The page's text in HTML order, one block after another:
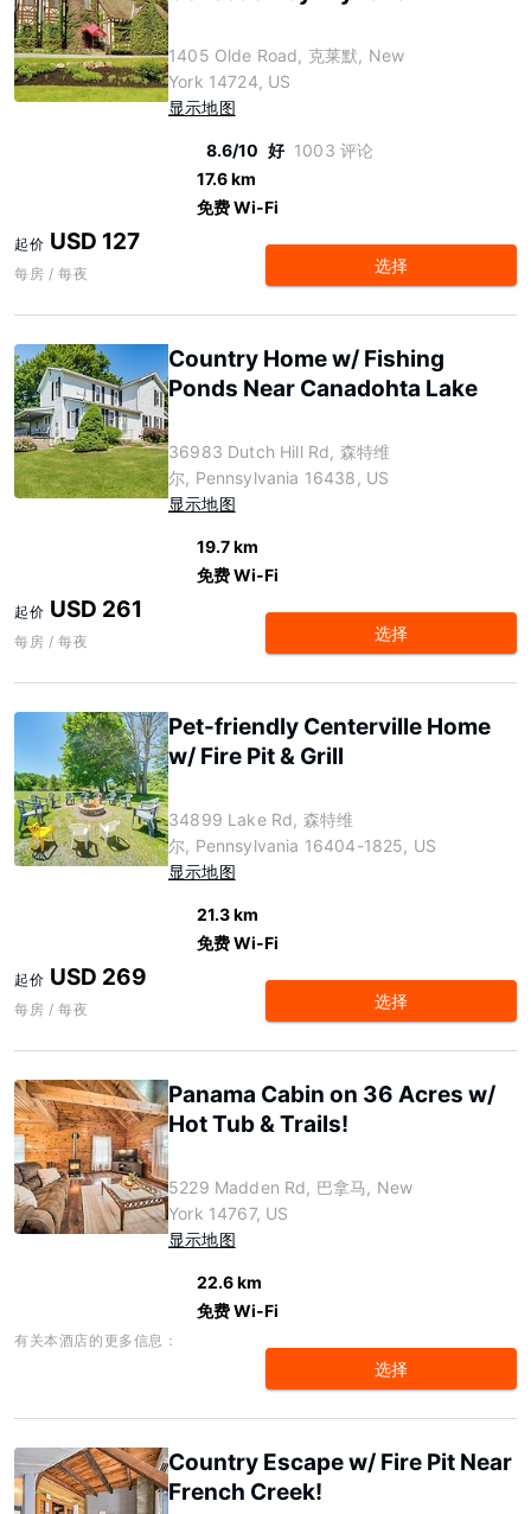
1405 Olde Road, 克莱默, New
York 14724, US
显示地图
8.6/10 好 1003 评论
17.6 km
免费 Wi-Fi
起价 USD 127
每房 / 每夜 选择
Country Home w/ Fishing
Ponds Near Canadohta Lake
36983 Dutch Hill Rd, 森特维
尔, Pennsylvania 16438, US
显示地图
19.7 km
免费 Wi-Fi
起价 USD 261
每房 / 每夜 选择
Pet-friendly Centerville Home
w/ Fire Pit & Grill
34899 Lake Rd, 森特维
尔, Pennsylvania 16404-1825, US
显示地图
21.3 km
免费 Wi-Fi
起价 USD 269
每房 / 每夜 选择
Panama Cabin on 36 Acres w/
Hot Tub & Trails!
5229 Madden Rd, 巴拿马, New
York 14767, US
显示地图
22.6 km
免费 Wi-Fi
有关本酒店的更多信息：
选择
Country Escape w/ Fire Pit Near
French Creek!